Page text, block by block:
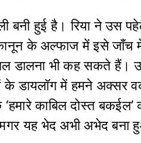
बनी हुई है। रिया ने उस
कानून के अल्फाज में इसे
डालना भी कह सकते हैं।
के डायलॉग में हमने अक्सर
काबिल दोस्त
मगर यह भेद अभी अभेद बना